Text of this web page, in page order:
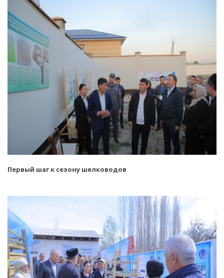
Первый шаг к сезону шелководов